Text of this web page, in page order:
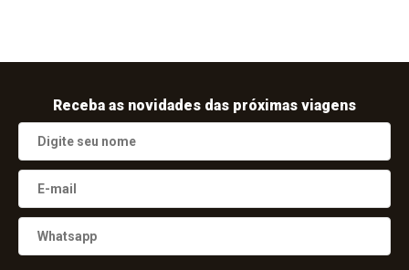
Receba as novidades das próximas viagens